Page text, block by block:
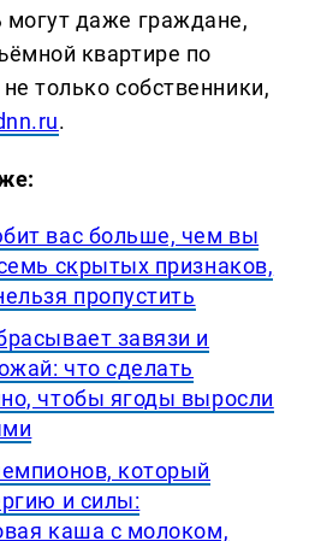
даже граждане,
квартире по
только собственники,
.
вас больше, чем вы
скрытых признаков,
пропустить
завязи и
что сделать
чтобы ягоды выросли
который
и силы:
каша с молоком,